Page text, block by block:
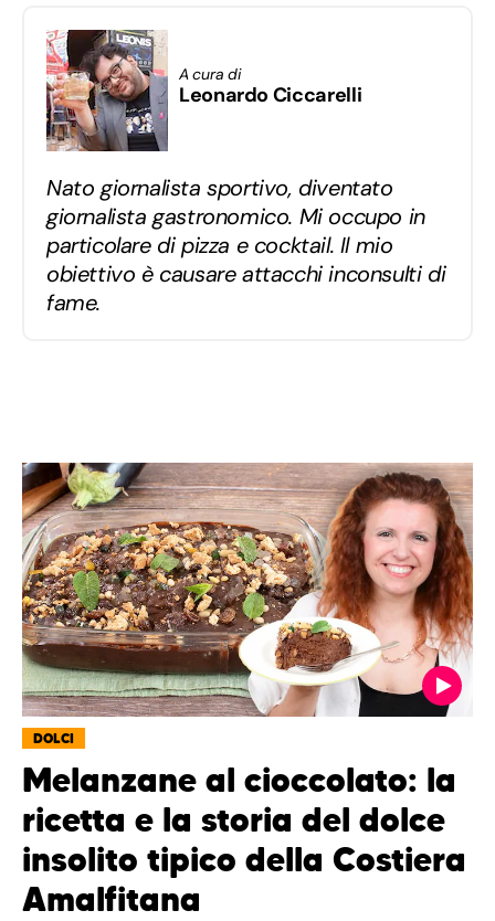
A cura di
Leonardo Ciccarelli
Nato giornalista sportivo, diventato
giornalista gastronomico. Mi occupo in
particolare di pizza e cocktail. Il mio
obiettivo è causare attacchi inconsulti di
fame.
DOLCI
Melanzane al cioccolato: la
ricetta e la storia del dolce
insolito tipico della Costiera
Amalfitana